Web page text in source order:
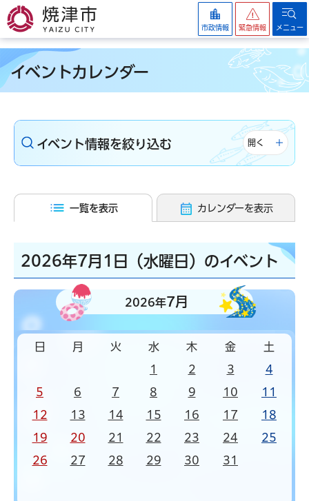
焼津市
市政情報 緊急情報 メニュー
イベントカレンダー
イベント情報を絞り込む 開く
一覧を表示 カレンダーを表示
2026年7月1日（水曜日）のイベント
2026年7月
日 月 火 水 木 金 土
1 2 3 4
5 6 7 8 9 10 11
12 13 14 15 16 17 18
19 20 21 22 23 24 25
26 27 28 29 30 31